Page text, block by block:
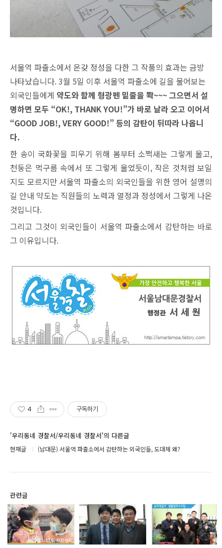
서울역 파출소에서 온갖 정성을 다한 그 작품의 효과는 금방
나타났습니다. 3월 5일 이후 서울역 파출소에 길을 물어보는
외국인들에게 약도와 함께 형광펜 밑줄을 쫙~~~ 그으면서 설
명하면 모두 “OK!, THANK YOU!”가 바로 날라 오고 이어서
“GOOD JOB!, VERY GOOD!” 등의 감탄이 뒤따라 나옵니
다.
한 송이 국화꽃을 피우기 위해 봄부터 소쩍새는 그렇게 울고,
천둥은 먹구름 속에서 또 그렇게 울었듯이, 작은 것처럼 보일
지도 모르지만 서울역 파출소의 외국인들을 위한 영어 설명의
길 안내 약도는 직원들의 노력과 열정과 정성에서 그렇게 나온
것입니다.
그리고 그것이 외국인들이 서울역 파출소에서 감탄하는 바로
그 이유입니다.
4 구독하기
'우리동네 경찰서/우리동네 경찰서'의 다른글
현재글 (남대문) 서울역 파출소에서 감탄하는 외국인들, 도대체 왜?
관련글